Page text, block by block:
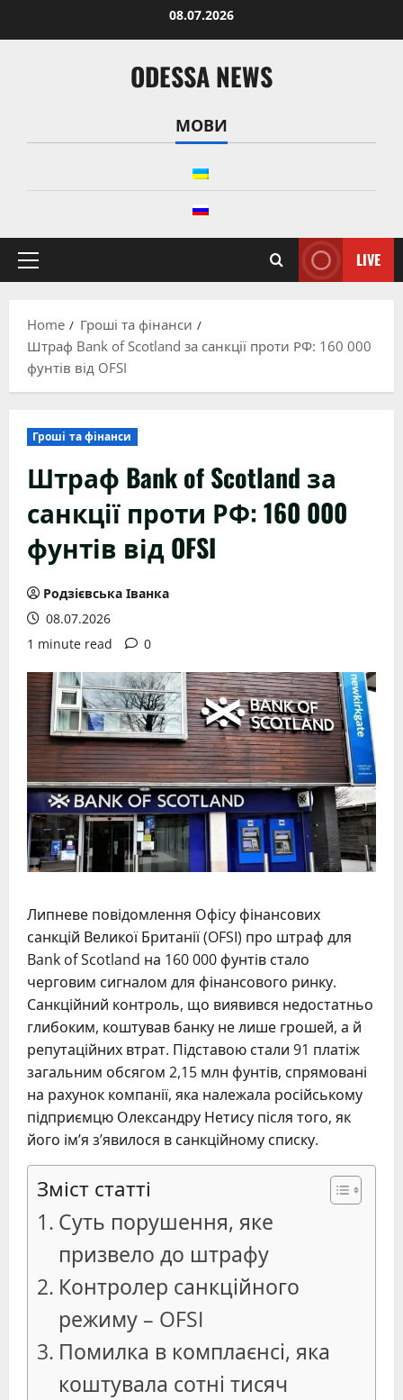
08.07.2026
ODESSA NEWS
МОВИ
Primary
LIVE
Home
Гроші та фінанси
Штраф Bank of Scotland за санкції проти РФ: 160 000
фунтів від OFSI
Гроші та фінанси
Штраф Bank of Scotland за
санкції проти РФ: 160 000
фунтів від OFSI
Родзієвська Іванка
08.07.2026
1 minute read
0
Липневе повідомлення Офісу фінансових
санкцій Великої Британії (OFSI) про штраф для
Bank of Scotland на 160 000 фунтів стало
черговим сигналом для фінансового ринку.
Санкційний контроль, що виявився недостатньо
глибоким, коштував банку не лише грошей, а й
репутаційних втрат. Підставою стали 91 платіж
загальним обсягом 2,15 млн фунтів, спрямовані
на рахунок компанії, яка належала російському
підприємцю Олександру Нетису після того, як
його ім’я з’явилося в санкційному списку.
Зміст статті
Суть порушення, яке
призвело до штрафу
Контролер санкційного
режиму – OFSI
Помилка в комплаєнсі, яка
коштувала сотні тисяч